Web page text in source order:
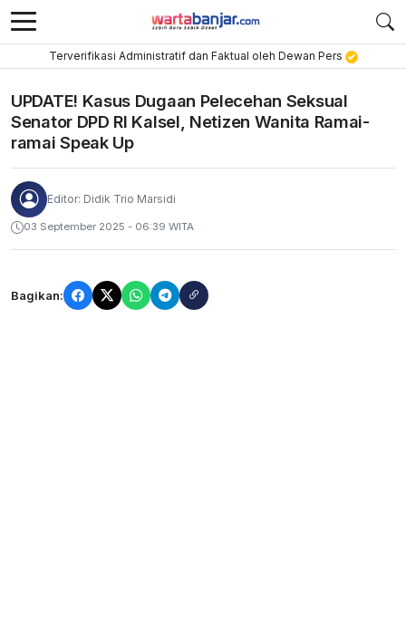
Terverifikasi Administratif dan Faktual oleh Dewan Pers
UPDATE! Kasus Dugaan Pelecehan Seksual
Senator DPD RI Kalsel, Netizen Wanita Ramai-
ramai Speak Up
Editor: Didik Trio Marsidi
03 September 2025 - 06:39 WITA
Bagikan: